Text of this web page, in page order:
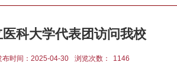
科大学代表团访问我校
布时间：2025-04-30 浏览次数： 1146